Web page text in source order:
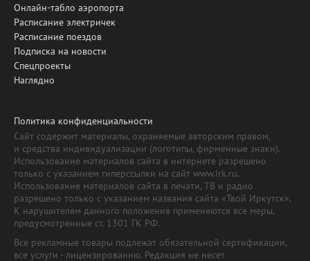
Онлайн-табло аэропорта
Расписание электричек
Расписание поездов
Подписка на новости
Спецпроекты
Наглядно
Политика конфиденциальности
Сайт содержит материалы, охраняемые авторским правом,
и средства индивидуализации (логотипы, фирменные знаки).
Использование материалов сайта в интернете разрешено
только с указанием гиперссылки на сайт www.irk.ru.
Использование материалов сайта в печати, ТВ и радио
разрешено только с указанием названия сайта «Твой Иркутск».
К нарушителям данного положения применяются все меры,
предусмотренные ст. 1301 ГК РФ.
Все рекламные товары подлежат обязательной сертификации,
все услуги - лицензированию. Редакция не несет